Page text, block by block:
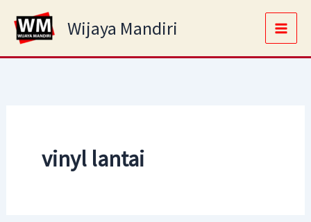
content
Wijaya Mandiri
Main
vinyl lantai